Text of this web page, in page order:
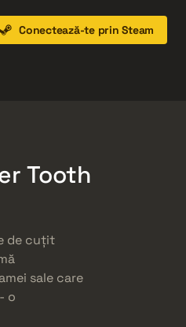
Conectează-te prin Steam
Tooth
de cuțit
sale care
o